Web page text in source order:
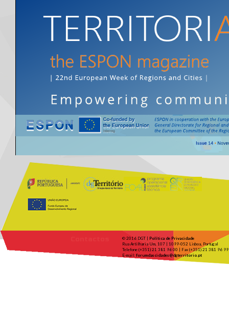
© 2016 DGT | Política de Privacidade
Rua Artilharia Um, 107 | 1099-052 Lisboa, Portugal
Telefone (+351) 21 381 96 00 | Fax (+351) 21 381 96 99
E-mail: forumdascidades@dgterritorio.pt